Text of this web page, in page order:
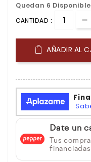
Quedan 6
CANTIDAD :
AÑADIR AL
Date un
Tus